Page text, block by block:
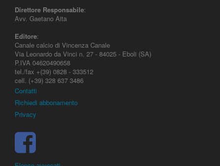
Direttore Responsabile:
Avv. Gaetano Aita
Editore:
Canale calcio di Vincenza Canale
Via Leonardo da Vinci n. 27 - 84025 - Eboli (SA)
P.IVA 04620490658
tel./fax +(39) 0828 - 333512
cell. (+39) 328 637 3486
Contatti
Richiedi abbonamento
Privacy